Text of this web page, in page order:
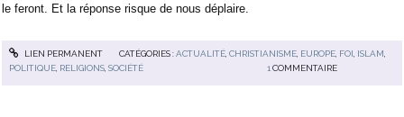
le feront. Et la réponse risque de nous déplaire.
LIEN PERMANENT CATÉGORIES :ACTUALITÉ, CHRISTIANISME, EUROPE, FOI ISLAM
POLITIQUE RELIGIONS ,SOCIÉTÉ 1 COMMENTAIRE